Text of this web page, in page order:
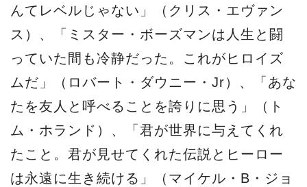
んてレベルじゃない」（クリス・エヴァン
ス）、「ミスター・ボーズマンは人生と闘
っていた間も冷静だった。これがヒロイズ
ムだ」（ロバート・ダウニー・Jr）、「あな
たを友人と呼べることを誇りに思う」（ト
ム・ホランド）、「君が世界に与えてくれ
たこと。君が見せてくれた伝説とヒーロー
は永遠に生き続ける」（マイケル・B・ジョ